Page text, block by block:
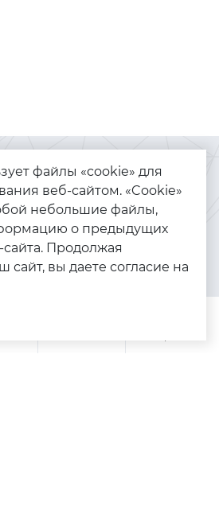
Каталог
Браслеты
Золото
Серебро
файлы «cookie» для
веб-сайтом. «Cookie»
небольшие файлы,
о предыдущих
Продолжая
сайт, вы даете согласие на